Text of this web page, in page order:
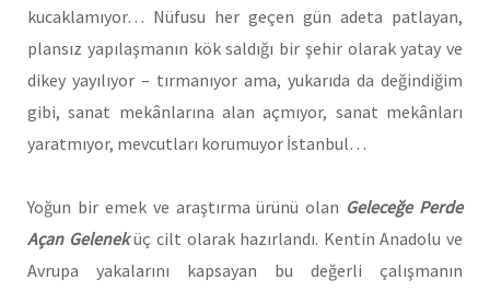
kucaklamıyor… Nüfusu her geçen gün adeta patlayan,
plansız yapılaşmanın kök saldığı bir şehir olarak yatay ve
dikey yayılıyor – tırmanıyor ama, yukarıda da değindiğim
gibi, sanat mekânlarına alan açmıyor, sanat mekânları
yaratmıyor, mevcutları korumuyor İstanbul…
Yoğun bir emek ve araştırma ürünü olan Geleceğe Perde
Açan Gelenek üç cilt olarak hazırlandı. Kentin Anadolu ve
Avrupa yakalarını kapsayan bu değerli çalışmanın